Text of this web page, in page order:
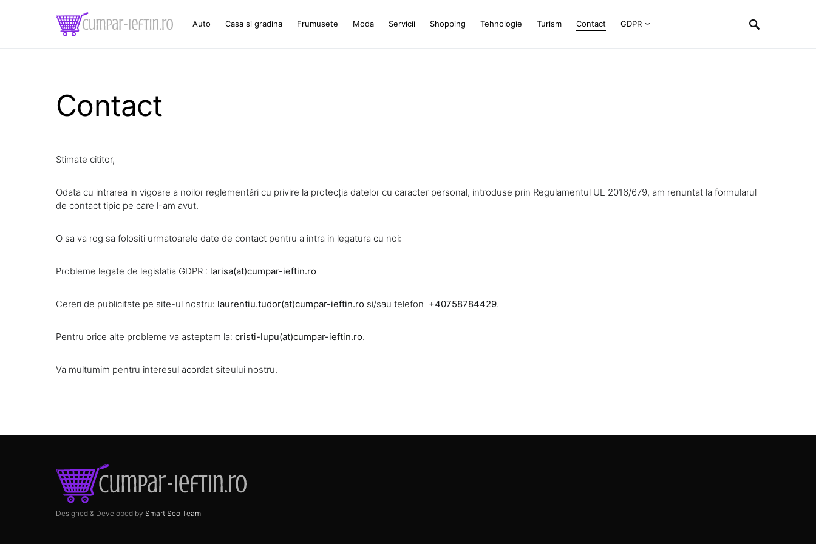
Auto Casa si gradina Frumusete Moda Servicii Shopping Tehnologie Turism Contact GDPR
Contact
Stimate cititor,
Odata cu intrarea in vigoare a noilor reglementări cu privire la protecția datelor cu caracter personal, introduse prin Regulamentul UE 2016/679, am renuntat la formularul
de contact tipic pe care l-am avut.
O sa va rog sa folositi urmatoarele date de contact pentru a intra in legatura cu noi:
Probleme legate de legislatia GDPR : larisa(at)cumpar-ieftin.ro
Cereri de publicitate pe site-ul nostru: laurentiu.tudor(at)cumpar-ieftin.ro si/sau telefon +40758784429.
Pentru orice alte probleme va asteptam la: cristi-lupu(at)cumpar-ieftin.ro.
Va multumim pentru interesul acordat siteului nostru.
Designed & Developed by Smart Seo Team